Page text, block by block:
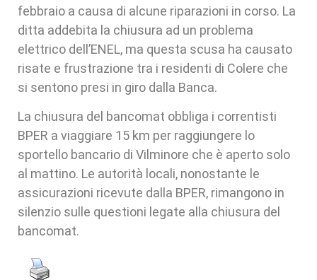
febbraio a causa di alcune riparazioni in corso. La
ditta addebita la chiusura ad un problema
elettrico dell’ENEL, ma questa scusa ha causato
risate e frustrazione tra i residenti di Colere che
si sentono presi in giro dalla Banca.
La chiusura del bancomat obbliga i correntisti
BPER a viaggiare 15 km per raggiungere lo
sportello bancario di Vilminore che è aperto solo
al mattino. Le autorità locali, nonostante le
assicurazioni ricevute dalla BPER, rimangono in
silenzio sulle questioni legate alla chiusura del
bancomat.